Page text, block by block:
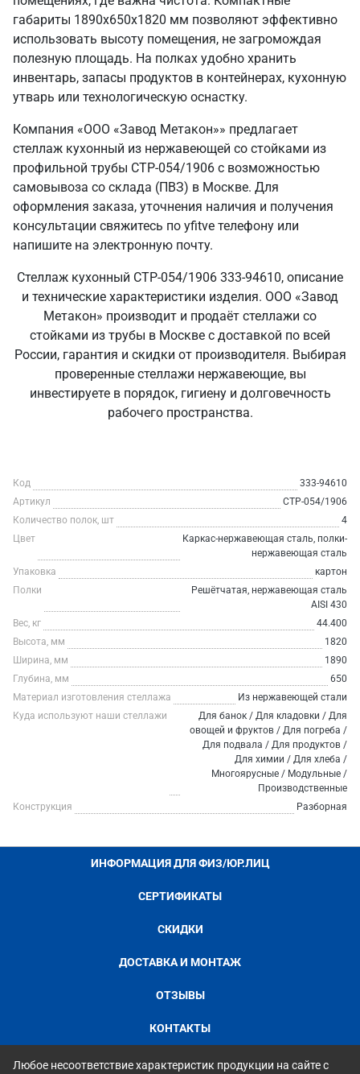
габариты 1890х650х1820 мм позволяют эффективно
использовать высоту помещения, не загромождая
полезную площадь. На полках удобно хранить
инвентарь, запасы продуктов в контейнерах, кухонную
утварь или технологическую оснастку.
Компания «ООО «Завод Метакон»» предлагает
стеллаж кухонный из нержавеющей со стойками из
профильной трубы СТР-054/1906 с возможностью
самовывоза со склада (ПВЗ) в Москве. Для
оформления заказа, уточнения наличия и получения
консультации свяжитесь по yfitve телефону или
напишите на электронную почту.
Стеллаж кухонный СТР-054/1906 333-94610, описание
и технические характеристики изделия. ООО «Завод
Метакон» производит и продаёт стеллажи со
стойками из трубы в Москве с доставкой по всей
России, гарантия и скидки от производителя. Выбирая
проверенные стеллажи нержавеющие, вы
инвестируете в порядок, гигиену и долговечность
рабочего пространства.
Код
333-94610
Артикул
СТР-054/1906
Количество полок, шт
4
Цвет
Каркас-нержавеющая сталь, полки-
нержавеющая сталь
Упаковка
картон
Полки
Решётчатая, нержавеющая сталь
AISI 430
Вес, кг
44.400
Высота, мм
1820
Ширина, мм
1890
Глубина, мм
650
Материал изготовления стеллажа
Из нержавеющей стали
Куда используют наши стеллажи
Для банок / Для кладовки / Для
овощей и фруктов / Для погреба /
Для подвала / Для продуктов /
Для химии / Для хлеба /
Многоярусные / Модульные /
Производственные
Конструкция
Разборная
ИНФОРМАЦИЯ ДЛЯ ФИЗ/ЮР.ЛИЦ
СЕРТИФИКАТЫ
СКИДКИ
ДОСТАВКА И МОНТАЖ
ОТЗЫВЫ
КОНТАКТЫ
Любое несоответствие характеристик продукции на сайте с